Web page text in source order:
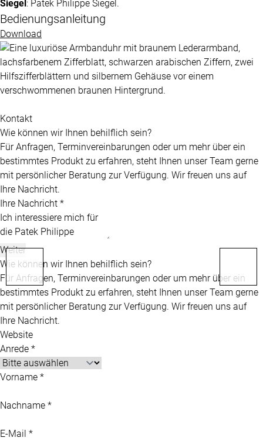
Siegel : Patek Philippe Siegel.
Bedienungsanleitung
Download
Kontakt
Wie können wir Ihnen behilflich sein?
Für Anfragen, Terminvereinbarungen oder um mehr über ein
bestimmtes Produkt zu erfahren, steht Ihnen unser Team gerne
mit persönlicher Beratung zur Verfügung. Wir freuen uns auf
Ihre Nachricht.
Ihre Nachricht *
Weiter
Wie können wir Ihnen behilflich sein?
Für Anfragen, Terminvereinbarungen oder um mehr über ein
bestimmtes Produkt zu erfahren, steht Ihnen unser Team gerne
mit persönlicher Beratung zur Verfügung. Wir freuen uns auf
Ihre Nachricht.
Website
Anrede *
Vorname *
Nachname *
E-Mail *